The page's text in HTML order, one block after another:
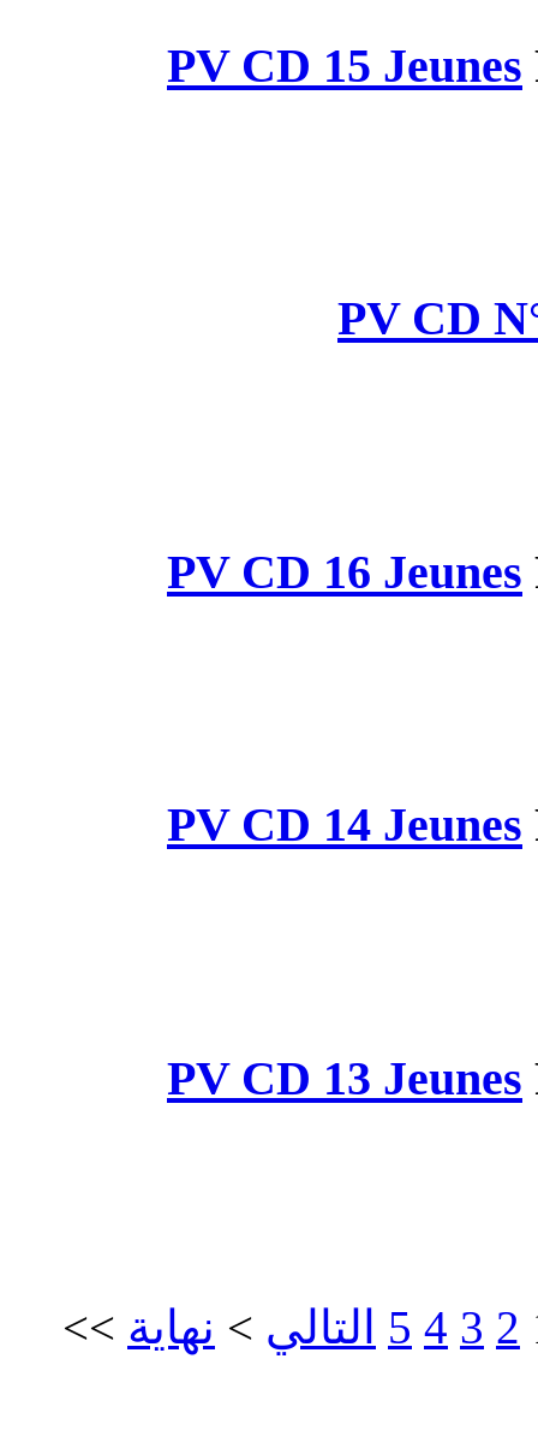
PV CD
PV CD
PV CD
PV CD
>نهاية>>